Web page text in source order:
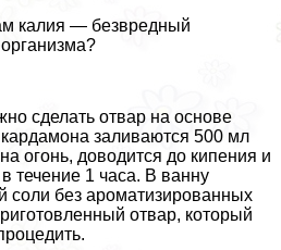
калия — безвредный
сделать отвар на основе
кардамона заливаются 500 мл
огонь, доводится до кипения и
течение 1 часа. В ванну
соли без ароматизированных
отвар, который